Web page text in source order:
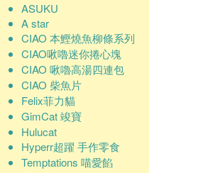
ASUKU
A star
CIAO 本鰹燒魚柳條系列
CIAO啾嚕迷你捲心塊
CIAO 啾嚕高湯四連包
CIAO 柴魚片
Felix菲力貓
GimCat 竣寶
Hulucat
Hyperr超躍 手作零食
Temptations 喵愛餡